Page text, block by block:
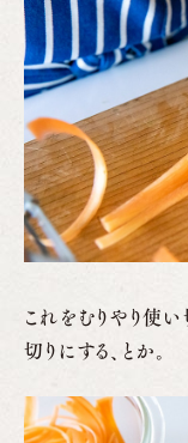
これをむりやり使い
切りにする、とか。